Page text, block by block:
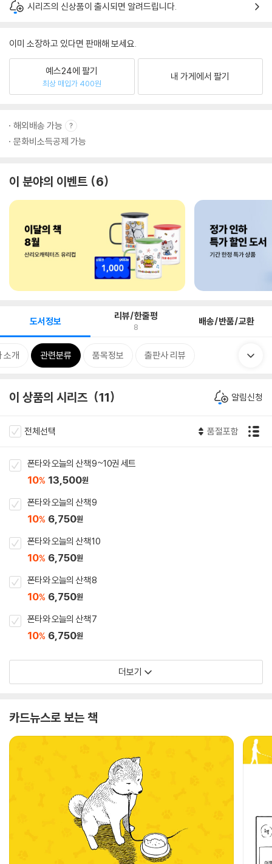
시리즈의 신상품이 출시되면 알려드립니다.
이미 소장하고 있다면 판매해 보세요.
예스24에 팔기
최상 매입가 400원
내 가게에서 팔기
해외배송 가능
문화비소득공제 가능
이 분야의 이벤트 6
도서정보 리뷰/한줄평
8 배송/반품/교환
소개 관련분류 품목정보 출판사 리뷰
이 상품의 시리즈 11 알림신청
전체선택 품절포함
폰타와 오늘의 산책 9~10권 세트
10% 13,500원
폰타와 오늘의 산책 9
10% 6,750원
폰타와 오늘의 산책 10
10% 6,750원
폰타와 오늘의 산책 8
10% 6,750원
폰타와 오늘의 산책 7
10% 6,750원
더보기
카드뉴스로 보는 책